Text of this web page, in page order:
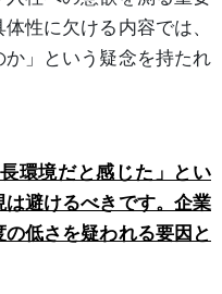
性に欠ける内容では、
か」という疑念を持たれ
環境だと感じた」とい
避けるべきです。企業
低さを疑われる要因と